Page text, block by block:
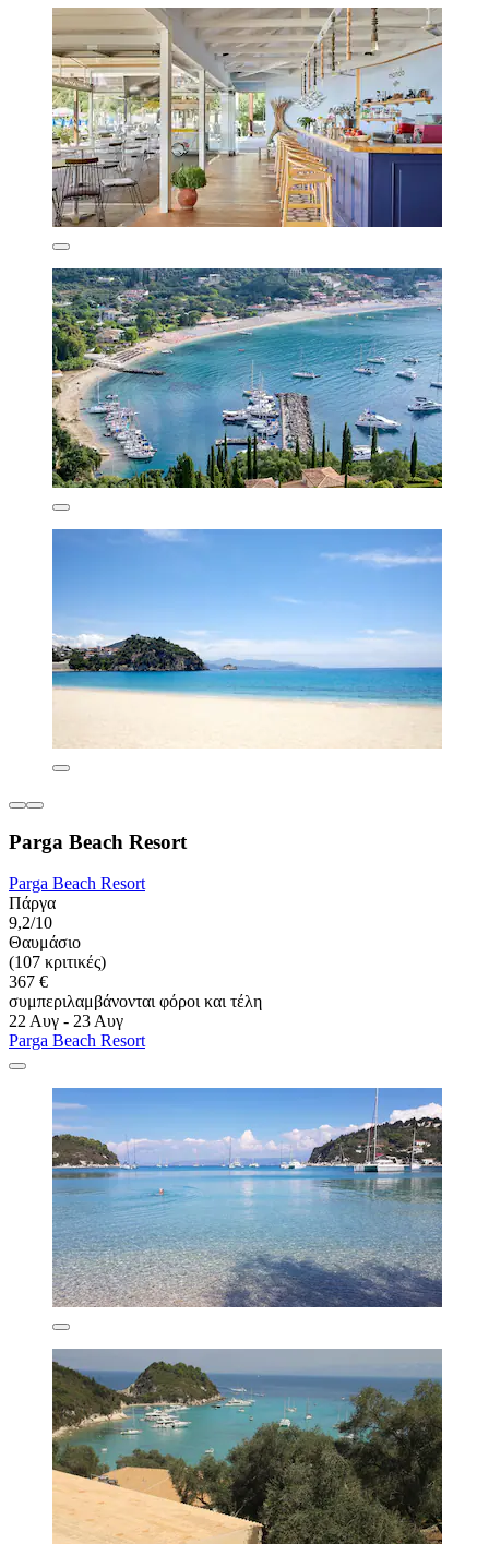
Parga Beach Resort
Parga Beach Resort
Πάργα
9,2/10
Θαυμάσιο
(107 κριτικές)
367 €
συμπεριλαμβάνονται φόροι και τέλη
22 Αυγ - 23 Αυγ
Parga Beach Resort